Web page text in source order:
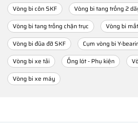
Vòng bi côn SKF
Vòng bi tang trống 2
Vòng bi tang trống chặn trục
Vòng bi
Vòng bi đũa đỡ SKF
Cụm vòng bi Y-
Vòng bi xe tải
Ống lót - Phụ kiện
Vòng bi xe máy